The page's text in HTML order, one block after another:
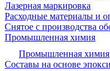
Лазерная маркировка
Расходные материалы и
Снятое с производства
Промышленная химия
Промышленная химия
Составы на основе